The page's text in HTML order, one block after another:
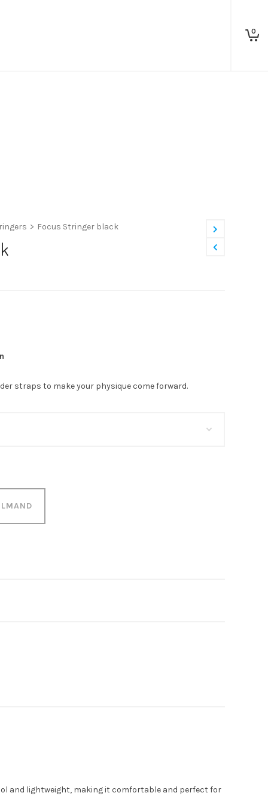
0
> Focus Stringer black
straps to make your physique come forward.
and lightweight, making it comfortable and perfect for